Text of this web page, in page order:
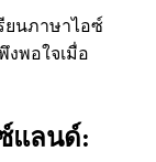
ยนภาษาไอซ์
พอใจเมื่อ
แลนด์: